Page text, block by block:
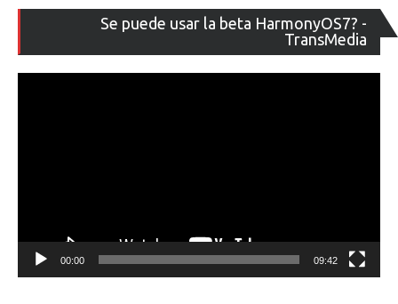
Se puede usar la beta HarmonyOS7? -
TransMedia
de
00:00 09:42